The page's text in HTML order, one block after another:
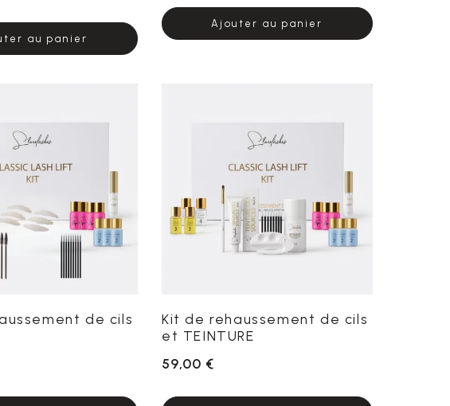
au panier
Ajouter au panier
de cils
Kit de rehaussement de cils
et TEINTURE
59,00 €